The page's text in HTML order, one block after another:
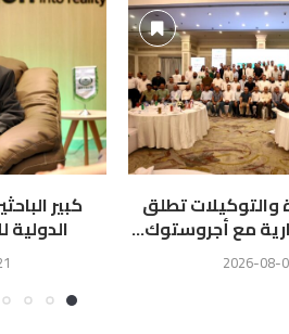
والتوكيلات تطلق
مع أجروستوك...
2026-08-
كبير
الدولية